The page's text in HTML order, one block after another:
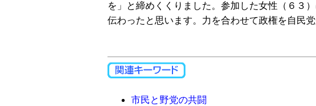
を」と締めくくりました。参加した女性（６３
伝わったと思います。力を合わせて政権を自民
市民と野党の共闘